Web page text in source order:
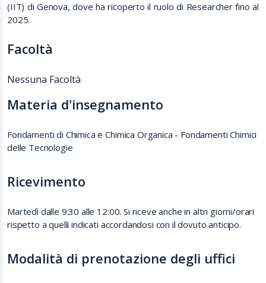
(IIT) di Genova, dove ha ricoperto il ruolo di Researcher fino al
2025.
Facoltà
Nessuna Facoltà
Materia d'insegnamento
Fondamenti di Chimica e Chimica Organica - Fondamenti Chimici
delle Tecnologie
Ricevimento
Martedì dalle 9:30 alle 12:00. Si riceve anche in altri giorni/orari
rispetto a quelli indicati accordandosi con il dovuto anticipo.
Modalità di prenotazione degli uffici